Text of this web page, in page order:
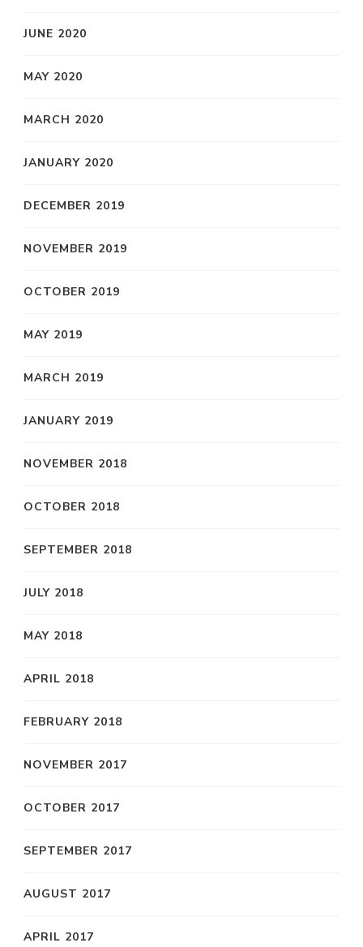
JUNE 2020
MAY 2020
MARCH 2020
JANUARY 2020
DECEMBER 2019
NOVEMBER 2019
OCTOBER 2019
MAY 2019
MARCH 2019
JANUARY 2019
NOVEMBER 2018
OCTOBER 2018
SEPTEMBER 2018
JULY 2018
MAY 2018
APRIL 2018
FEBRUARY 2018
NOVEMBER 2017
OCTOBER 2017
SEPTEMBER 2017
AUGUST 2017
APRIL 2017